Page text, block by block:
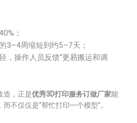
；
3–4周缩短到约5–7天；
，操作人员反馈“更易搬运和调
造，正是优秀3D打印服务订做厂家能
不仅仅是“帮忙打印一个模型”。